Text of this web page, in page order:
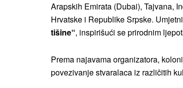
Arapskih Emirata (Dubai), Tajvana,
Hrvatske i Republike Srpske.
tišine“, inspirišući se prirodnim
Prema najavama organizatora,
povezivanje stvaralaca iz različitih